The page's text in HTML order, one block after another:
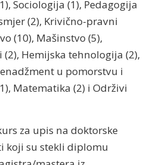
Sociologija (1), Pedagogija
(2), Krivično-pravni
(10), Mašinstvo (5),
Hemijska tehnologija (2),
u pomorstvu i
Matematika (2) i Održivi
za upis na doktorske
koji su stekli diplomu